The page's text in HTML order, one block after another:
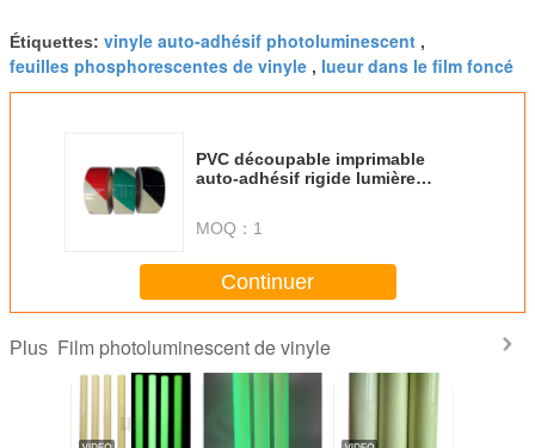
Étiquettes: vinyle auto-adhésif photoluminescent ,
feuilles phosphorescentes de vinyle , lueur dans le film foncé
PVC découpable imprimable
auto-adhésif rigide lumière
plastique sombre
MOQ： 1
Continuer
Plus Film photoluminescent de vinyle